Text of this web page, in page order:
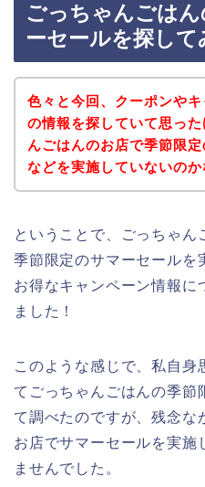
ごっちゃんごは
ーセールを探して
色々と今回、クーポンや
の情報を探していて思っ
んごはんのお店で季節限
などを実施していないのか
ということで、ごっちゃん
季節限定のサマーセールを
お得なキャンペーン情報に
ました！
このような感じで、私自身
てごっちゃんごはんの季節
て調べたのですが、残念な
お店でサマーセールを実施
ませんでした。